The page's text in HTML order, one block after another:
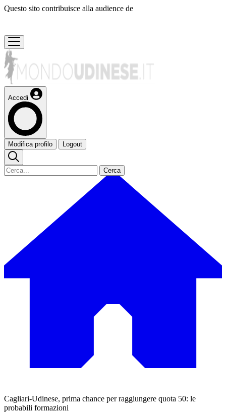
Questo sito contribuisce alla audience de
Accedi
Modifica profilo Logout
Cerca
Cagliari-Udinese, prima chance per raggiungere quota 50: le
probabili formazioni